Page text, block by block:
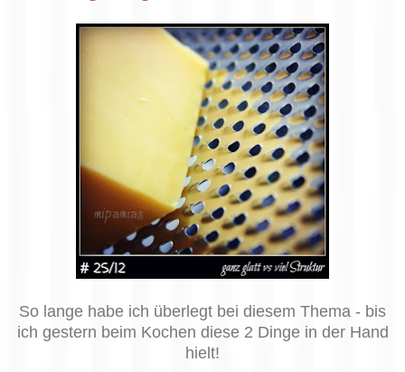
So lange habe ich überlegt bei diesem Thema - bis
ich gestern beim Kochen diese 2 Dinge in der Hand
hielt!